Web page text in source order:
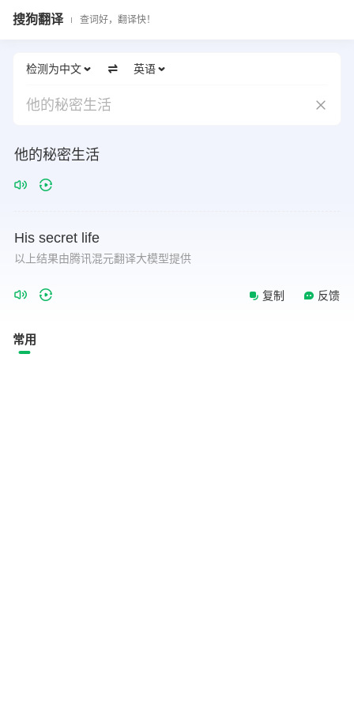
搜狗翻译 查词好，翻译快！
检测为中文 英语
他的秘密生活
他的秘密生活
His secret life
以上结果由腾讯混元翻译大模型提供
复制 反馈
常用